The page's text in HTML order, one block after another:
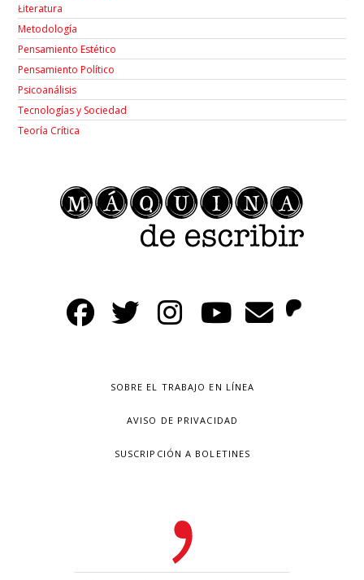
Łiteratura
Metodología
Pensamiento Estético
Pensamiento Político
Psicoanálisis
Tecnologías y Sociedad
Teoría Crítica
SOBRE EL TRABAJO EN LÍNEA
AVISO DE PRIVACIDAD
SUSCRIPCIÓN A BOLETINES